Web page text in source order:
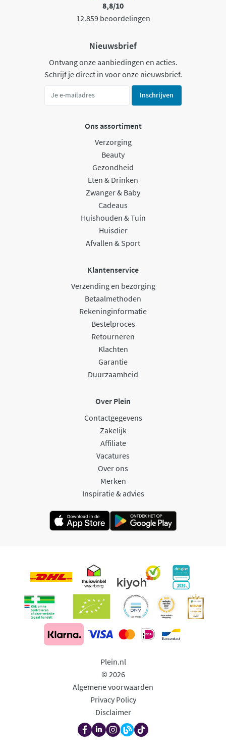
8,8/10
12.859 beoordelingen
Nieuwsbrief
Ontvang onze aanbiedingen en acties.
Schrijf je direct in voor onze nieuwsbrief.
Inschrijven
Ons assortiment
Verzorging
Beauty
Gezondheid
Eten & Drinken
Zwanger & Baby
Cadeaus
Huishouden & Tuin
Huisdier
Afvallen & Sport
Klantenservice
Verzending en bezorging
Betaalmethoden
Rekeninginformatie
Bestelproces
Retourneren
Klachten
Garantie
Duurzaamheid
Over Plein
Contactgegevens
Zakelijk
Affiliate
Vacatures
Over ons
Merken
Inspiratie & advies
Plein.nl
© 2026
Algemene voorwaarden
Privacy Policy
Disclaimer